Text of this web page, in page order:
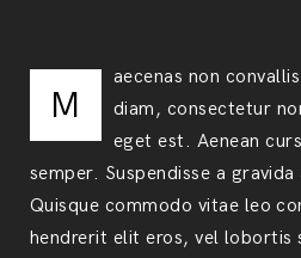
M
aecenas non
diam, consectetur
eget est. Aenean
semper. Suspendisse a
Quisque commodo vitae leo
hendrerit elit eros, vel lobortis